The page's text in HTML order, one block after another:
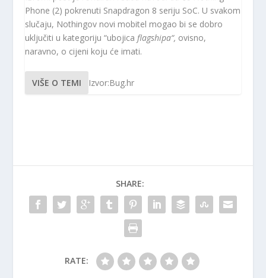
Phone (2) pokrenuti Snapdragon 8 seriju SoC. U svakom
slučaju, Nothingov novi mobitel mogao bi se dobro
uključiti u kategoriju “ubojicaflagshipa“, ovisno,
naravno, o cijeni koju će imati.
VIŠE O TEMI Izvor:Bug.hr
SHARE:
RATE: